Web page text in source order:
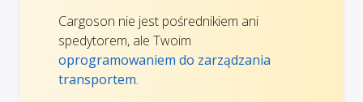
Cargoson nie jest pośrednikiem ani
spedytorem, ale Twoim
oprogramowaniem do zarządzania
transportem.